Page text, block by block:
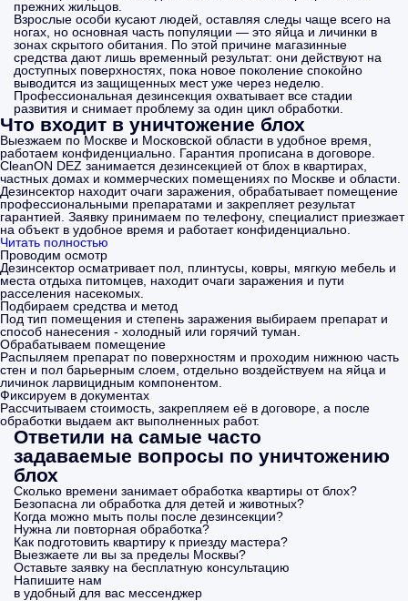
прежних жильцов.
Взрослые особи кусают людей, оставляя следы чаще всего на
ногах, но основная часть популяции — это яйца и личинки в
зонах скрытого обитания. По этой причине магазинные
средства дают лишь временный результат: они действуют на
доступных поверхностях, пока новое поколение спокойно
выводится из защищенных мест уже через неделю.
Профессиональная дезинсекция охватывает все стадии
развития и снимает проблему за один цикл обработки.
Что входит в уничтожение блох
Выезжаем по Москве и Московской области в удобное время,
работаем конфиденциально. Гарантия прописана в договоре.
CleanON DEZ занимается дезинсекцией от блох в квартирах,
частных домах и коммерческих помещениях по Москве и области.
Дезинсектор находит очаги заражения, обрабатывает помещение
профессиональными препаратами и закрепляет результат
гарантией. Заявку принимаем по телефону, специалист приезжает
на объект в удобное время и работает конфиденциально.
Читать полностью
Проводим осмотр
Дезинсектор осматривает пол, плинтусы, ковры, мягкую мебель и
места отдыха питомцев, находит очаги заражения и пути
расселения насекомых.
Подбираем средства и метод
Под тип помещения и степень заражения выбираем препарат и
способ нанесения - холодный или горячий туман.
Обрабатываем помещение
Распыляем препарат по поверхностям и проходим нижнюю часть
стен и пол барьерным слоем, отдельно воздействуем на яйца и
личинок ларвицидным компонентом.
Фиксируем в документах
Рассчитываем стоимость, закрепляем её в договоре, а после
обработки выдаем акт выполненных работ.
Ответили на самые часто
задаваемые вопросы по уничтожению
блох
Сколько времени занимает обработка квартиры от блох?
Безопасна ли обработка для детей и животных?
Когда можно мыть полы после дезинсекции?
Нужна ли повторная обработка?
Как подготовить квартиру к приезду мастера?
Выезжаете ли вы за пределы Москвы?
Оставьте заявку на бесплатную консультацию
Напишите нам
в удобный для вас мессенджер